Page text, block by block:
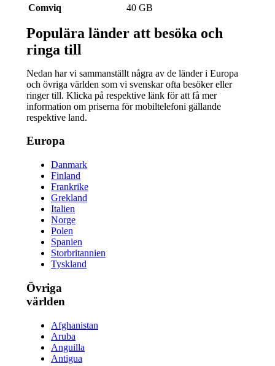
Comviq
40 GB
Populära länder att besöka och
ringa till
Nedan har vi sammanställt några av de länder i Europa
och övriga världen som vi svenskar ofta besöker eller
ringer till. Klicka på respektive länk för att få mer
information om priserna för mobiltelefoni gällande
respektive land.
Europa
Danmark
Finland
Frankrike
Grekland
Italien
Norge
Polen
Spanien
Storbritannien
Tyskland
Övriga
världen
Afghanistan
Aruba
Anguilla
Antigua